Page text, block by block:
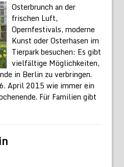
Osterbrunch an der
frischen Luft,
Opernfestivals, moderne
Kunst oder Osterhasen im
Tierpark besuchen: Es gibt
vielfältige Möglichkeiten,
in Berlin zu verbringen.
April 2015 wie immer ein
Für Familien gibt